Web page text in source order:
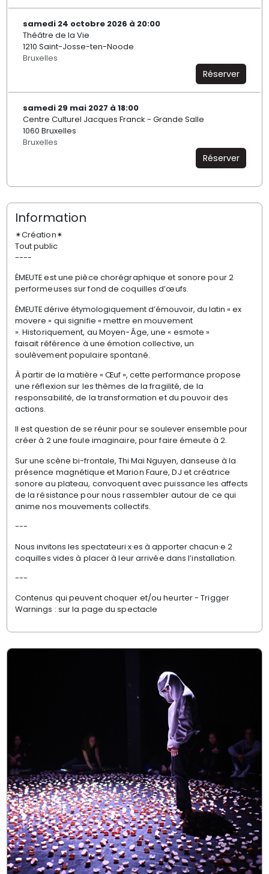
samedi 24 octobre 2026 à 20:00
Théâtre de la Vie
1210 Saint-Josse-ten-Noode
Bruxelles
Réserver
samedi 29 mai 2027 à 18:00
Centre Culturel Jacques Franck - Grande Salle
1060 Bruxelles
Bruxelles
Réserver
Information
✴Création✴
Tout public
----
ÉMEUTE est une pièce chorégraphique et sonorepour 2
performeuses sur fond de coquilles d’œufs.
ÉMEUTE dérive étymologiquement d’émouvoir, du latin « ex
movere » qui signifie « mettre en mouvement
».Historiquement, au Moyen-Âge, une « esmote »
faisait référence à une émotion collective, un
soulèvementpopulaire spontané.
À partir de la matière « Œuf », cette performance propose
une réflexion sur les thèmes de la fragilité,de la
responsabilité, de la transformation etdu pouvoir des
actions.
Il est question de se réunir pour se soulever ensemble pour
créer à 2 une foule imaginaire, pour faireémeute à 2.
Sur une scène bi-frontale, Thi Mai Nguyen, danseuse à la
présence magnétique et Marion Faure, DJ etcréatrice
sonore au plateau, convoquent avec puissanceles affects
de la résistance pour nous rassembler autourde ce qui
anime nos mouvements collectifs.
---
Nous invitons les spectateuri·x·es à apporter chacun·e 2
coquilles vides à placer à leur arrivée dans l’installation.
---
Contenus qui peuvent choquer et/ou heurter - Trigger
Warnings : sur la page du spectacle